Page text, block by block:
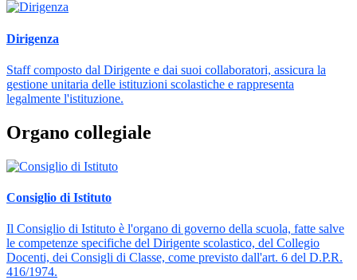
Dirigenza
Staff composto dal Dirigente e dai suoi collaboratori, assicura la
gestione unitaria delle istituzioni scolastiche e rappresenta
legalmente l'istituzione.
Organo collegiale
Consiglio di Istituto
Il Consiglio di Istituto è l'organo di governo della scuola, fatte salve
le competenze specifiche del Dirigente scolastico, del Collegio
Docenti, dei Consigli di Classe, come previsto dall'art. 6 del D.P.R.
416/1974.